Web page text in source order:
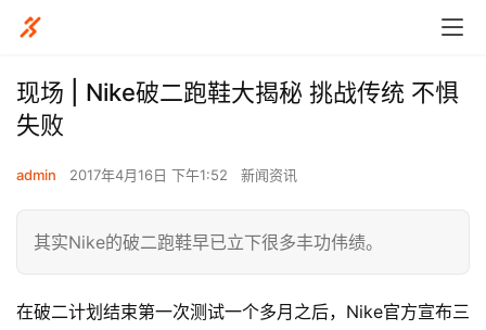
现场 | Nike破二跑鞋大揭秘 挑战传统 不惧
失败
admin 2017年4月16日 下午1:52 新闻资讯
其实Nike的破二跑鞋早已立下很多丰功伟绩。
在破二计划结束第一次测试一个多月之后，Nike官方宣布三